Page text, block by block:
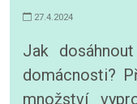
27.4.2024
Jak
domácnosti?
množství